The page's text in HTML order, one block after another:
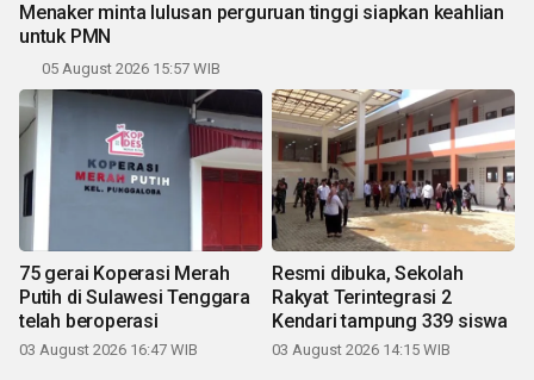
Menaker minta lulusan perguruan tinggi siapkan keahlian
untuk PMN
05 August 2026 15:57 WIB
75 gerai Koperasi Merah
Putih di Sulawesi Tenggara
telah beroperasi
03 August 2026 16:47 WIB
Resmi dibuka, Sekolah
Rakyat Terintegrasi 2
Kendari tampung 339 siswa
03 August 2026 14:15 WIB